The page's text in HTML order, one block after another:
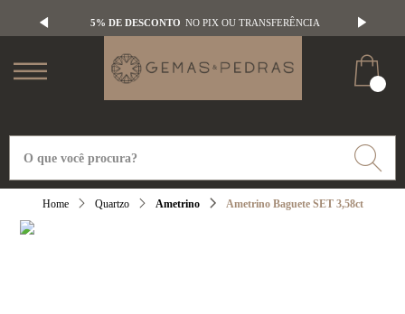
5% DE DESCONTO NO PIX OU TRANSFERÊNCIA
Quartzo Ametrino Ametrino Baguete SET 3,58ct